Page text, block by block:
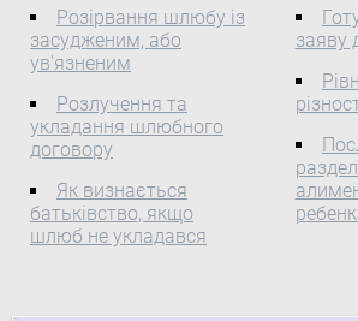
подружжям, складання
шлюбного контракту
Розірвання шлюбу із
засудженим, або
ув'язненим
Розлучення та
укладання шлюбного
договору
Як визнається
батьківство, якщо
шлюб не укладався
в
заяву